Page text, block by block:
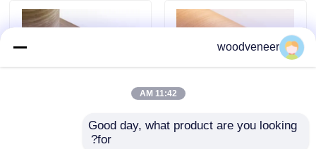
اطلب اقتباس
قشرة الخشب الطبيعي
الخشب المعدل من الجوز
woodveneer
11:42 AM
Good day, what product are you looking
for?